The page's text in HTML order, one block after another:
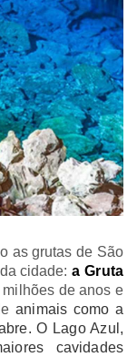
as grutas de São
cidade:a Gruta
de anos e
animais como a
O Lago Azul,
cavidades